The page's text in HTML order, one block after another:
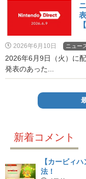
2026年6月10日 ニュー
2026年6月9日（火）に
発表のあった...
新着コメント
【カービィ
法！